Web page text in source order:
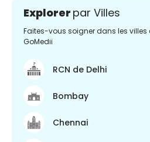
Explorer par Villes
Faites-vous soigner dans les villes
GoMedii
RCN de Delhi
Bombay
Chennai